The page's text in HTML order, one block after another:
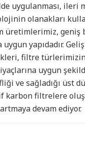
uygulanması, ileri
olanakları
üretimlerimiz, geniş
uygun yapıdadır.
filtre
uygun
ve sağladığı üst
karbon filtrelere
devam ediyor.